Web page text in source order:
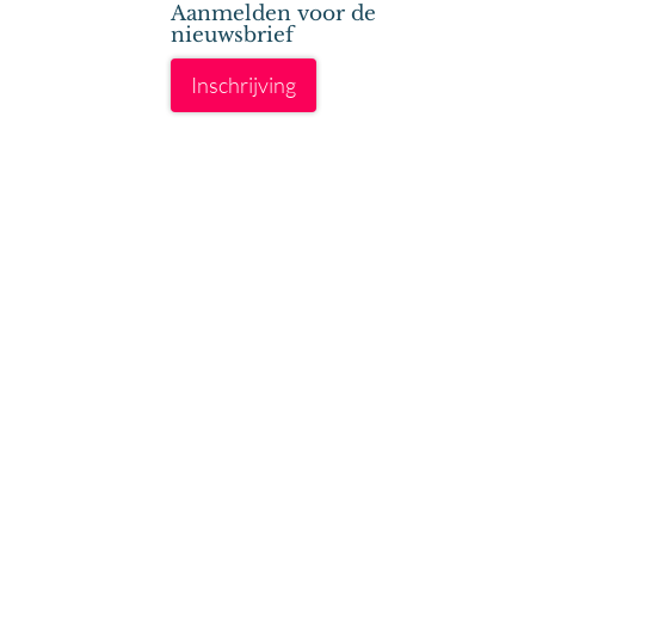
Aanmelden voor de
nieuwsbrief
Inschrijving